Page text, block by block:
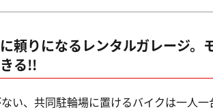
頼りになるレンタルガレージ。
る!!
い、共同駐輪場に置けるバイクは一人